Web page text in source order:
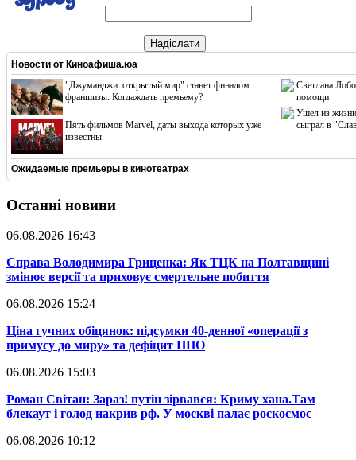
Надіслати
Новости от Киноафиша.юа
"Джуманджи: открытый мир" станет финалом
франшизы. Когдаждать премьему?
Пять фильмов Marvel, даты выхода которых уже
известны
Светлана
помощи
Ушел из жизни
сыграл в
Ожидаемые премьеры в кинотеатрах
Останні новини
06.08.2026 16:43
​Справа Володимира Гриценка: Як ТЦК на Полтавщині
змінює версії та приховує смертельне побиття
06.08.2026 15:24
​Ціна гучних обіцянок: підсумки 40-денної «операції з
примусу до миру» та дефіцит ППО
06.08.2026 15:03
​Роман Світан: Зараз! путін зірвався: Криму хана.Там
блекаут і голод накрив рф. У москві палає роскосмос
06.08.2026 10:12